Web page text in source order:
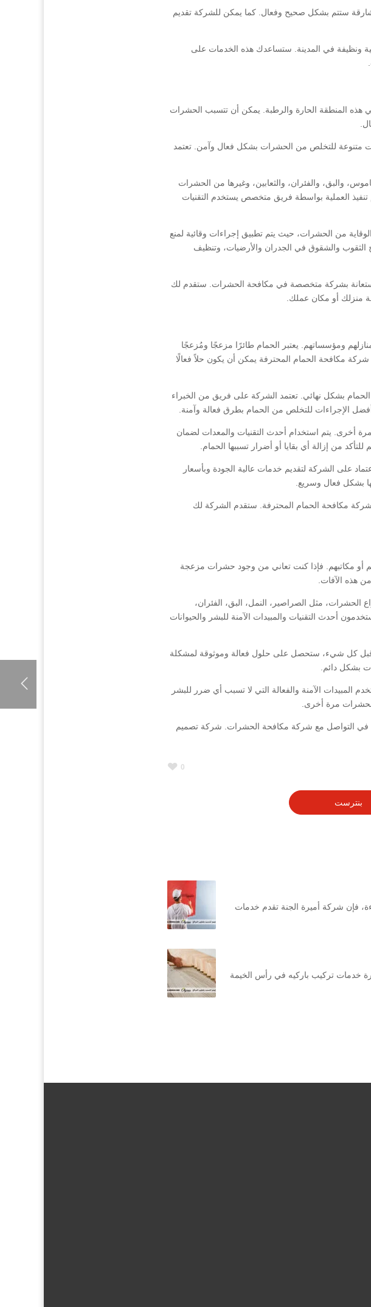
ستتم بشكل صحيح وفعال. كما يمكن للشركة تقديم
ونظيفة في المدينة. ستساعدك هذه الخدمات على
المنطقة الحارة والرطبة. يمكن أن تتسبب الحشرات
متنوعة للتخلص من الحشرات بشكل فعال وآمن. تعتمد
والبق، والفئران، والثعابين، وغيرها من الحشرات
العملية بواسطة فريق متخصص يستخدم التقنيات
من الحشرات، حيث يتم تطبيق إجراءات وقائية لمنع
والشقوق في الجدران والأرضيات، وتنظيف
بشركة متخصصة في مكافحة الحشرات. ستقدم لك
منزلك أو مكان عملك.
ومؤسساتهم. يعتبر الحمام طائرًا مزعجًا ومُزعجًا
مكافحة الحمام المحترفة يمكن أن يكون حلاً فعالًا
بشكل نهائي. تعتمد الشركة على فريق من الخبراء
الإجراءات للتخلص من الحمام بطرق فعالة وآمنة.
أخرى. يتم استخدام أحدث التقنيات والمعدات لضمان
من إزالة أي بقايا أو أضرار تسببها الحمام.
على الشركة لتقديم خدمات عالية الجودة وبأسعار
بشكل فعال وسريع.
مكافحة الحمام المحترفة. ستقدم الشركة لك
أو مكاتبهم. فإذا كنت تعاني من وجود حشرات مزعجة
هذه الآفات.
مثل الصراصير، النمل، البق، الفئران،
أحدث التقنيات والمبيدات الآمنة للبشر والحيوانات
كل شيء، ستحصل على حلول فعالة وموثوقة لمشكلة
بشكل دائم.
المبيدات الآمنة والفعالة التي لا تسبب أي ضرر للبشر
مرة أخرى.
في التواصل مع شركة مكافحة الحشرات. شركة تصميم
0
بنترست
فإن شركة أميرة الجنة تقدم خدمات
خدمات تركيب باركيه في رأس الخيمة